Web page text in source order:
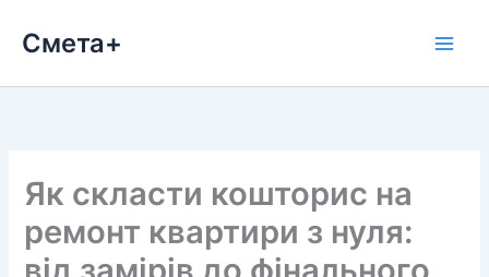
Смета+
Як скласти кошторис на
ремонт квартири з нуля: